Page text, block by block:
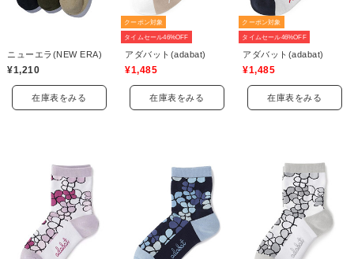
ニューエラ(NEW ERA)
¥1,210
在庫表をみる
クーポン対象
タイムセール46%OFF
アダバット(adabat)
¥1,485
在庫表をみる
クーポン対象
タイムセール46%OFF
アダバット(adabat)
¥1,485
在庫表をみる